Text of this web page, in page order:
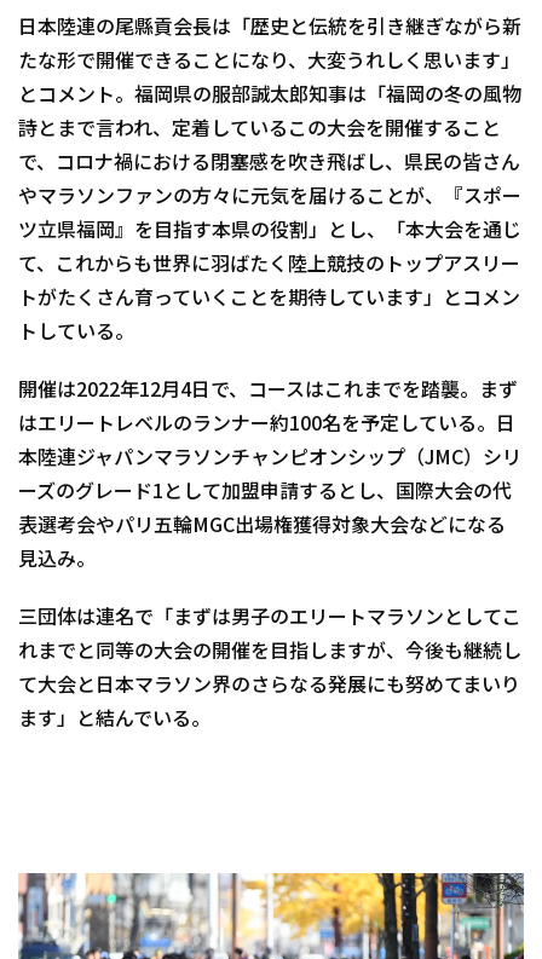
日本陸連の尾縣貢会長は「歴史と伝統を引き継ぎながら新
たな形で開催できることになり、大変うれしく思います」
とコメント。福岡県の服部誠太郎知事は「福岡の冬の風物
詩とまで言われ、定着しているこの大会を開催すること
で、コロナ禍における閉塞感を吹き飛ばし、県民の皆さん
やマラソンファンの方々に元気を届けることが、『スポー
ツ立県福岡』を目指す本県の役割」とし、「本大会を通じ
て、これからも世界に羽ばたく陸上競技のトップアスリー
トがたくさん育っていくことを期待しています」とコメン
トしている。
開催は2022年12月4日で、コースはこれまでを踏襲。まず
はエリートレベルのランナー約100名を予定している。日
本陸連ジャパンマラソンチャンピオンシップ（JMC）シリ
ーズのグレード1として加盟申請するとし、国際大会の代
表選考会やパリ五輪MGC出場権獲得対象大会などになる
見込み。
三団体は連名で「まずは男子のエリートマラソンとしてこ
れまでと同等の大会の開催を目指しますが、今後も継続し
て大会と日本マラソン界のさらなる発展にも努めてまいり
ます」と結んでいる。